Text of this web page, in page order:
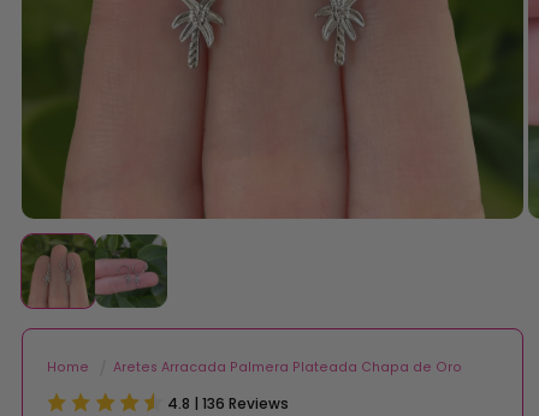
elemento
multimedia
1
en
ventana
Home
Aretes Arracada Palmera Plateada Chapa de Oro
4.8 | 136 Reviews